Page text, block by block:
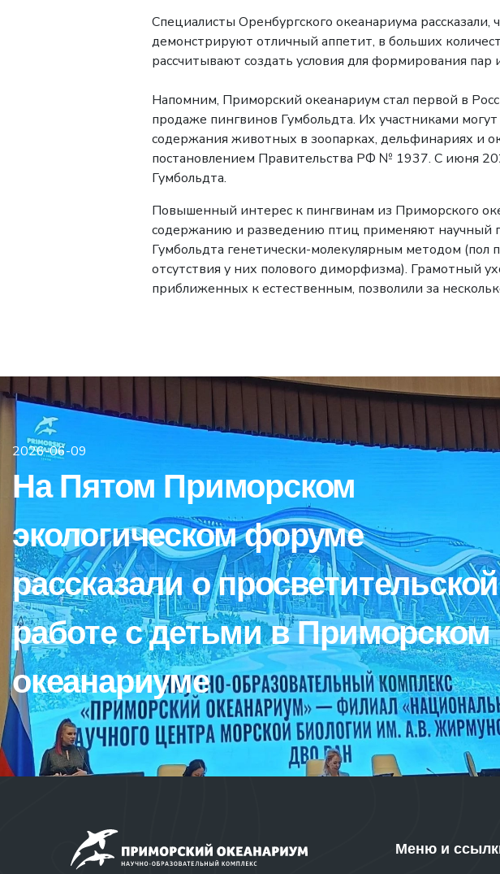
Специалисты Оренбургского океанариума
демонстрируют отличный аппетит, в больших
рассчитывают создать условия для формирования пар
Напомним, Приморский океанариум стал первой в
продаже пингвинов Гумбольдта. Их участниками
содержания животных в зоопарках, дельфинариях и
постановлением Правительства РФ № 1937. С июня
Гумбольдта.
Повышенный интерес к пингвинам из Приморского
содержанию и разведению птиц применяют научный
Гумбольдта генетически-молекулярным методом
отсутствия у них полового диморфизма). Грамотный
приближенных к естественным, позволили за
2026-06-09
На Пятом Приморском
экологическом форуме
рассказали о просветительской
работе с детьми в Приморском
океанариуме
Меню и